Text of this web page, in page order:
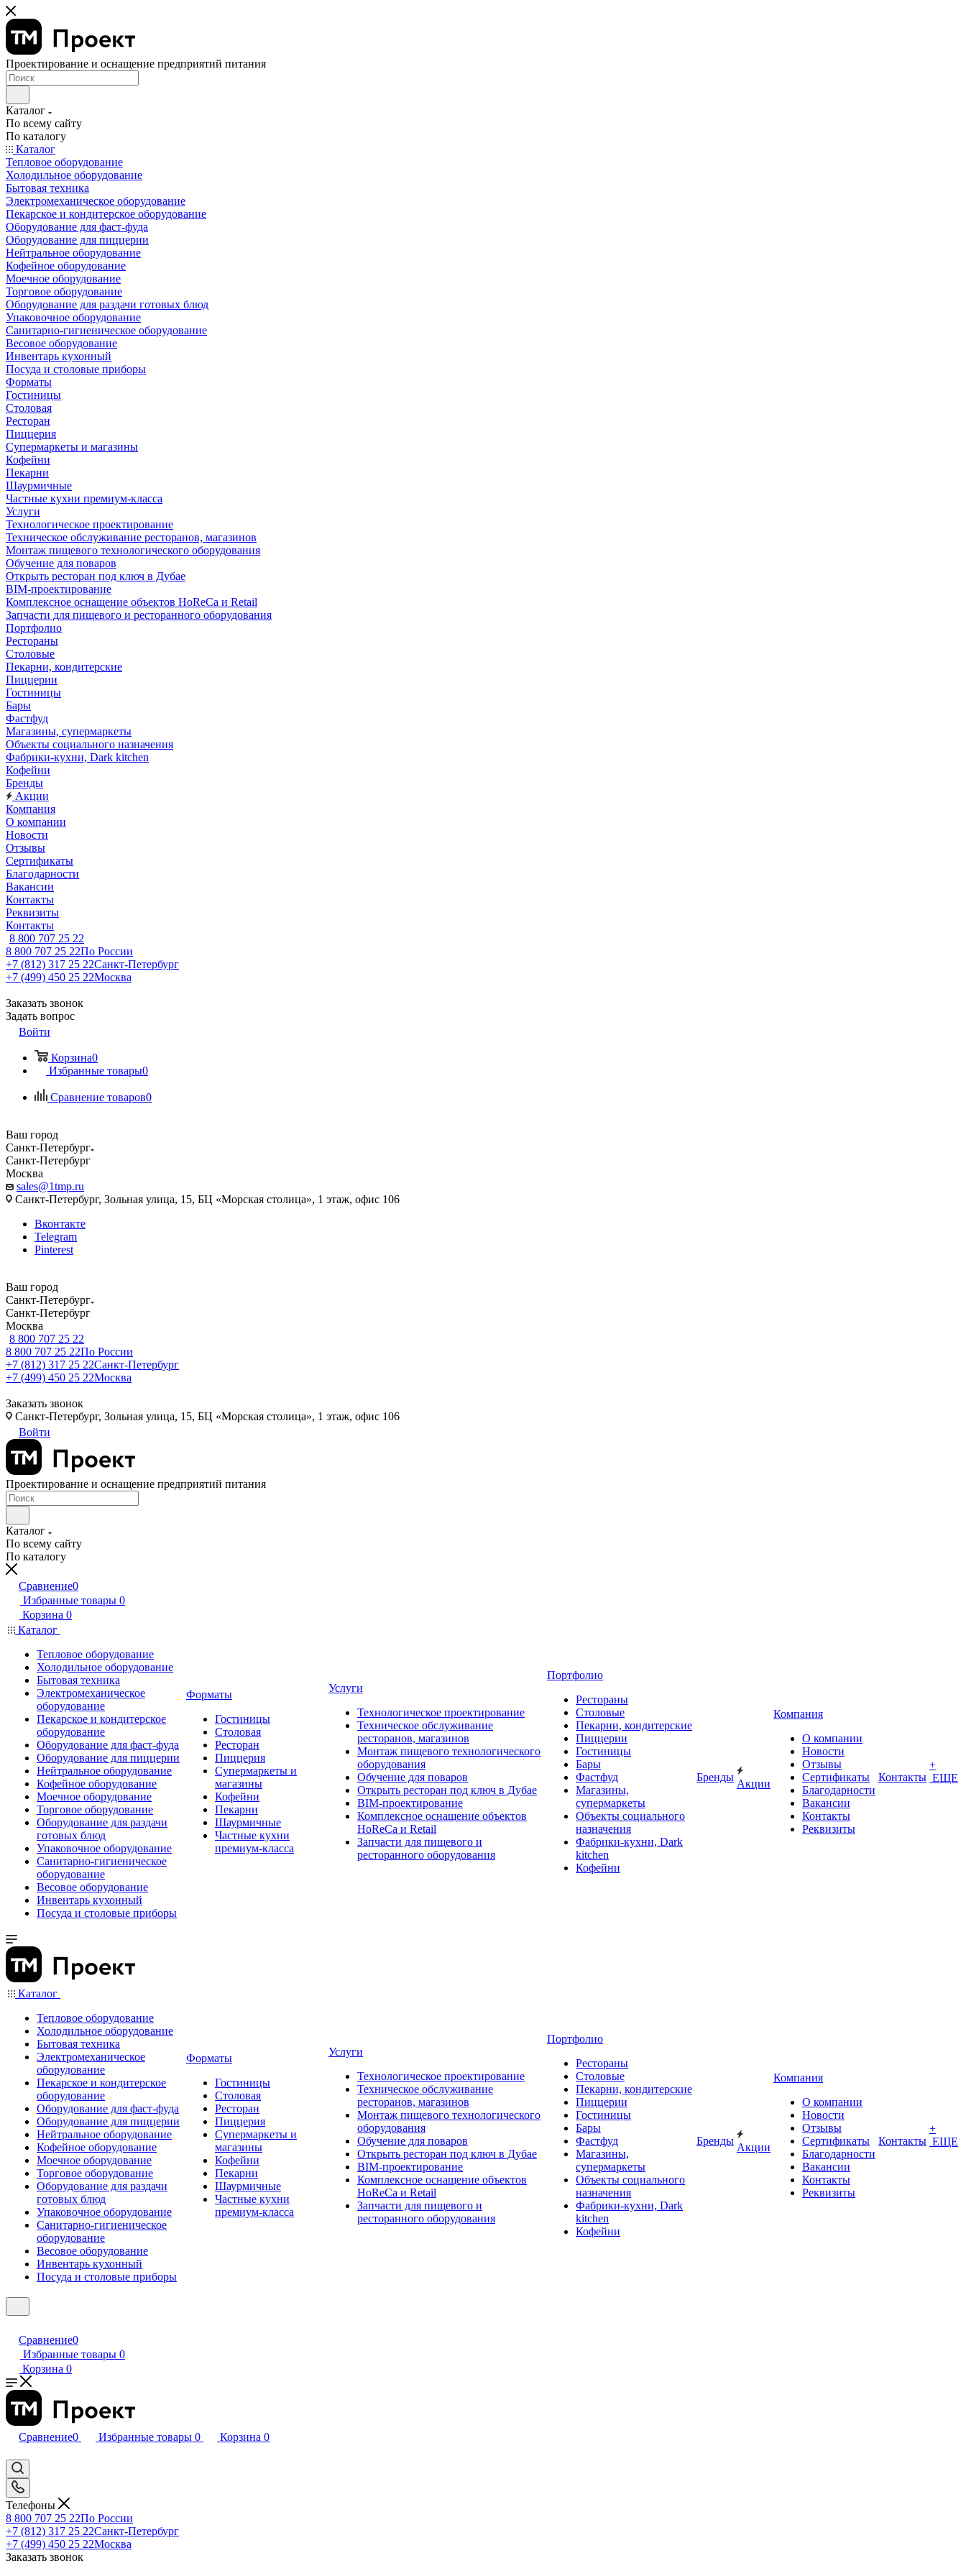
Проектирование и оснащение предприятий питания
Каталог
По всему сайту
По каталогу
Каталог
Тепловое оборудование
Холодильное оборудование
Бытовая техника
Электромеханическое оборудование
Пекарское и кондитерское оборудование
Оборудование для фаст-фуда
Оборудование для пиццерии
Нейтральное оборудование
Кофейное оборудование
Моечное оборудование
Торговое оборудование
Оборудование для раздачи готовых блюд
Упаковочное оборудование
Санитарно-гигиеническое оборудование
Весовое оборудование
Инвентарь кухонный
Посуда и столовые приборы
Форматы
Гостиницы
Столовая
Ресторан
Пиццерия
Супермаркеты и магазины
Кофейни
Пекарни
Шаурмичные
Частные кухни премиум-класса
Услуги
Технологическое проектирование
Техническое обслуживание ресторанов, магазинов
Монтаж пищевого технологического оборудования
Обучение для поваров
Открыть ресторан под ключ в Дубае
BIM-проектирование
Комплексное оснащение объектов HoReCa и Retail
Запчасти для пищевого и ресторанного оборудования
Портфолио
Рестораны
Столовые
Пекарни, кондитерские
Пиццерии
Гостиницы
Бары
Фастфуд
Магазины, супермаркеты
Объекты социального назначения
Фабрики-кухни, Dark kitchen
Кофейни
Бренды
Акции
Компания
О компании
Новости
Отзывы
Сертификаты
Благодарности
Вакансии
Контакты
Реквизиты
Контакты
8 800 707 25 22
8 800 707 25 22По России
+7 (812) 317 25 22Санкт-Петербург
+7 (499) 450 25 22Москва
Заказать звонок
Задать вопрос
Войти
Корзина0
Избранные товары0
Сравнение товаров0
Ваш город
Санкт-Петербург
Санкт-Петербург
Москва
sales@1tmp.ru
Санкт-Петербург, Зольная улица, 15, БЦ «Морская столица», 1 этаж, офис 106
Вконтакте
Telegram
Pinterest
Ваш город
Санкт-Петербург
Санкт-Петербург
Москва
8 800 707 25 22
8 800 707 25 22По России
+7 (812) 317 25 22Санкт-Петербург
+7 (499) 450 25 22Москва
Заказать звонок
Санкт-Петербург, Зольная улица, 15, БЦ «Морская столица», 1 этаж, офис 106
Войти
Проектирование и оснащение предприятий питания
Каталог
По всему сайту
По каталогу
Сравнение0
Избранные товары 0
Корзина 0
Каталог
Тепловое оборудование
Холодильное оборудование
Бытовая техника
Электромеханическое
оборудование
Пекарское и кондитерское
оборудование
Оборудование для фаст-фуда
Оборудование для пиццерии
Нейтральное оборудование
Кофейное оборудование
Моечное оборудование
Торговое оборудование
Оборудование для раздачи
готовых блюд
Упаковочное оборудование
Санитарно-гигиеническое
оборудование
Весовое оборудование
Инвентарь кухонный
Посуда и столовые приборы
Форматы
Гостиницы
Столовая
Ресторан
Пиццерия
Супермаркеты и
магазины
Кофейни
Пекарни
Шаурмичные
Частные кухни
премиум-класса
Услуги
Технологическое проектирование
Техническое обслуживание
ресторанов, магазинов
Монтаж пищевого технологического
оборудования
Обучение для поваров
Открыть ресторан под ключ в Дубае
BIM-проектирование
Комплексное оснащение объектов
HoReCa и Retail
Запчасти для пищевого и
ресторанного оборудования
Портфолио
Рестораны
Столовые
Пекарни, кондитерские
Пиццерии
Гостиницы
Бары
Фастфуд
Магазины,
супермаркеты
Объекты социального
назначения
Фабрики-кухни, Dark
kitchen
Кофейни
Бренды
Акции
Компания
О компании
Новости
Отзывы
Сертификаты
Благодарности
Вакансии
Контакты
Реквизиты
Контакты
+
ЕЩЕ
Каталог
Тепловое оборудование
Холодильное оборудование
Бытовая техника
Электромеханическое
оборудование
Пекарское и кондитерское
оборудование
Оборудование для фаст-фуда
Оборудование для пиццерии
Нейтральное оборудование
Кофейное оборудование
Моечное оборудование
Торговое оборудование
Оборудование для раздачи
готовых блюд
Упаковочное оборудование
Санитарно-гигиеническое
оборудование
Весовое оборудование
Инвентарь кухонный
Посуда и столовые приборы
Форматы
Гостиницы
Столовая
Ресторан
Пиццерия
Супермаркеты и
магазины
Кофейни
Пекарни
Шаурмичные
Частные кухни
премиум-класса
Услуги
Технологическое проектирование
Техническое обслуживание
ресторанов, магазинов
Монтаж пищевого технологического
оборудования
Обучение для поваров
Открыть ресторан под ключ в Дубае
BIM-проектирование
Комплексное оснащение объектов
HoReCa и Retail
Запчасти для пищевого и
ресторанного оборудования
Портфолио
Рестораны
Столовые
Пекарни, кондитерские
Пиццерии
Гостиницы
Бары
Фастфуд
Магазины,
супермаркеты
Объекты социального
назначения
Фабрики-кухни, Dark
kitchen
Кофейни
Бренды
Акции
Компания
О компании
Новости
Отзывы
Сертификаты
Благодарности
Вакансии
Контакты
Реквизиты
Контакты
+
ЕЩЕ
Сравнение0
Избранные товары 0
Корзина 0
Сравнение0 Избранные товары 0 Корзина 0
Телефоны
8 800 707 25 22По России
+7 (812) 317 25 22Санкт-Петербург
+7 (499) 450 25 22Москва
Заказать звонок